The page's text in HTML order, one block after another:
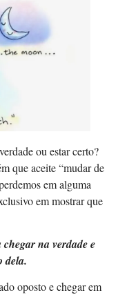
ou estar certo?
que aceite “mudar de
em alguma
em mostrar que
chegar na verdade e
dela.
oposto e chegar em